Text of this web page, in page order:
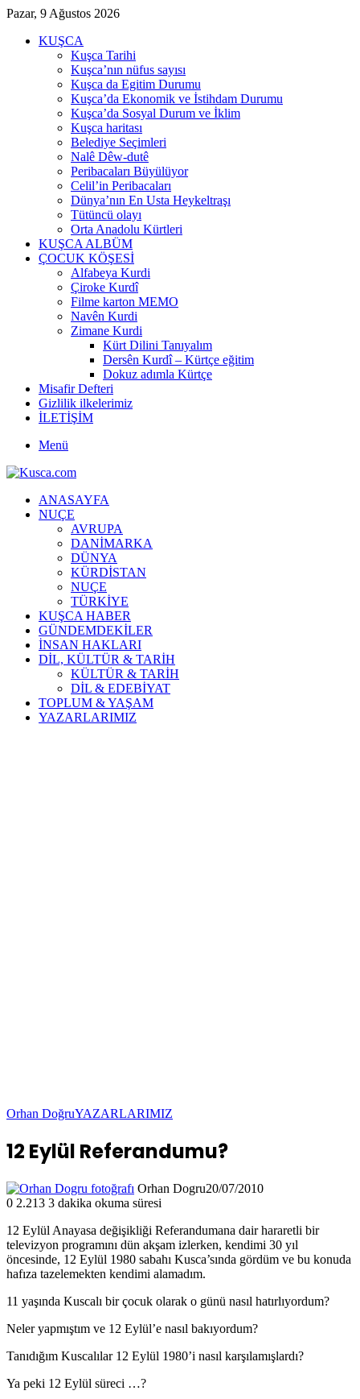
Pazar, 9 Ağustos 2026
KUŞCA
Kuşca Tarihi
Kuşca’nın nüfus sayısı
Kuşca da Egitim Durumu
Kuşca’da Ekonomik ve İstihdam Durumu
Kuşca’da Sosyal Durum ve İklim
Kuşca haritası
Belediye Seçimleri
Nalê Dêw-dutê
Peribacaları Büyülüyor
Celil’in Peribacaları
Dünya’nın En Usta Heykeltraşı
Tütüncü olayı
Orta Anadolu Kürtleri
KUŞCA ALBÜM
ÇOCUK KÖŞESİ
Alfabeya Kurdi
Çiroke Kurdî
Filme karton MEMO
Navên Kurdi
Zimane Kurdi
Kürt Dilini Tanıyalım
Dersên Kurdî – Kürtçe eğitim
Dokuz adımla Kürtçe
Misafir Defteri
Gizlilik ilkelerimiz
İLETİŞİM
Menü
ANASAYFA
NUÇE
AVRUPA
DANİMARKA
DÜNYA
KÜRDİSTAN
NUÇE
TÜRKİYE
KUŞCA HABER
GÜNDEMDEKİLER
İNSAN HAKLARI
DİL, KÜLTÜR & TARİH
KÜLTÜR & TARİH
DİL & EDEBİYAT
TOPLUM & YAŞAM
YAZARLARIMIZ
Orhan DoğruYAZARLARIMIZ
12 Eylül Referandumu?
Orhan Dogru20/07/2010
0 2.213 3 dakika okuma süresi
12 Eylül Anayasa değişikliği Referandumana dair hararetli bir
televizyon programını dün akşam izlerken, kendimi 30 yıl
öncesinde, 12 Eylül 1980 sabahı Kusca’sında gördüm ve bu konuda
hafıza tazelemekten kendimi alamadım.
11 yaşında Kuscalı bir çocuk olarak o günü nasıl hatırlıyordum?
Neler yapmıştım ve 12 Eylül’e nasıl bakıyordum?
Tanıdığım Kuscalılar 12 Eylül 1980’i nasıl karşılamışlardı?
Ya peki 12 Eylül süreci …?